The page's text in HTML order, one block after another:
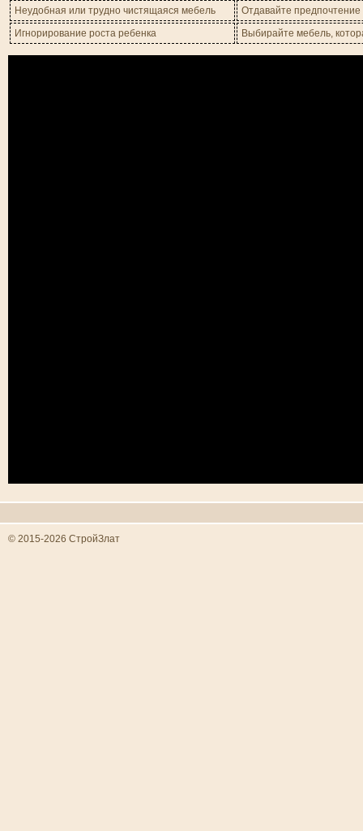
Неудобная или трудно чистящаяся мебель
Отдавайте предпочтение
Игнорирование роста ребенка
Выбирайте мебель,
© 2015-2026 СтройЗлат